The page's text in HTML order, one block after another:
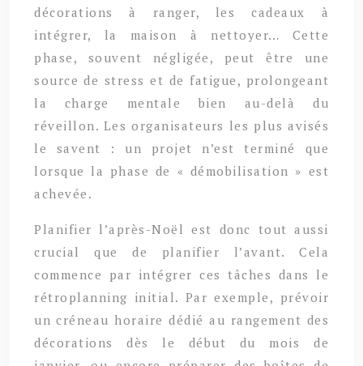
décorations à ranger, les cadeaux à
intégrer, la maison à nettoyer… Cette
phase, souvent négligée, peut être une
source de stress et de fatigue, prolongeant
la charge mentale bien au-delà du
réveillon. Les organisateurs les plus avisés
le savent : un projet n’est terminé que
lorsque la phase de « démobilisation » est
achevée.
Planifier l’après-Noël est donc tout aussi
crucial que de planifier l’avant. Cela
commence par intégrer ces tâches dans le
rétroplanning initial. Par exemple, prévoir
un créneau horaire dédié au rangement des
décorations dès le début du mois de